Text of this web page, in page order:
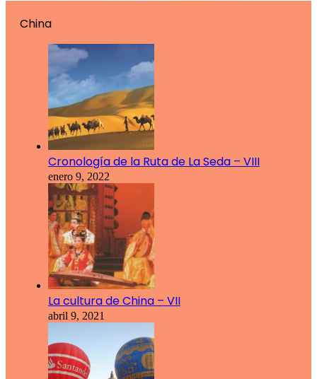
China
Cronología de la Ruta de La Seda – VIII
enero 9, 2022
La cultura de China – VII
abril 9, 2021